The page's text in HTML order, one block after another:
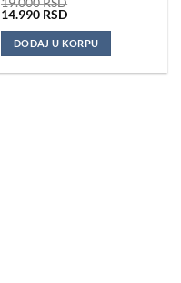
Originalna
bila:
19.000 RSD.
14.990 RSDTrenutna
je:
14.990 RSD.
DODAJ U KORPU